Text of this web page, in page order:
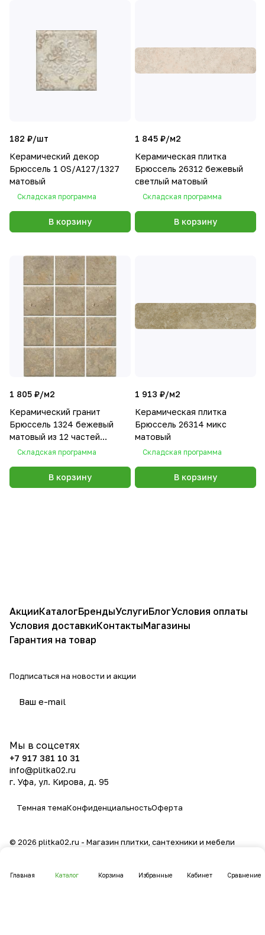
182 ₽/шт
Керамический декор
Брюссель 1 OS/A127/1327
матовый
Складская программа
В корзину
1 845 ₽/м2
Керамическая плитка
Брюссель 26312 бежевый
светлый матовый
Складская программа
В корзину
1 805 ₽/м2
Керамический гранит
Брюссель 1324 бежевый
матовый из 12 частей
9,8х9,8
Складская программа
В корзину
1 913 ₽/м2
Керамическая плитка
Брюссель 26314 микс
матовый
Складская программа
В корзину
Главная Каталог Корзина Избранные Кабинет Сравнение
АкцииКаталогБрендыУслугиБлогУсловия оплаты
Условия доставкиКонтактыМагазины
Гарантия на товар
Подписаться на новости и акции
Мы в соцсетях
+7 917 381 10 31
info@plitka02.ru
г. Уфа, ул. Кирова, д. 95
Темная темаКонфиденциальностьОферта
© 2026 plitka02.ru - Магазин плитки, сантехники и мебели